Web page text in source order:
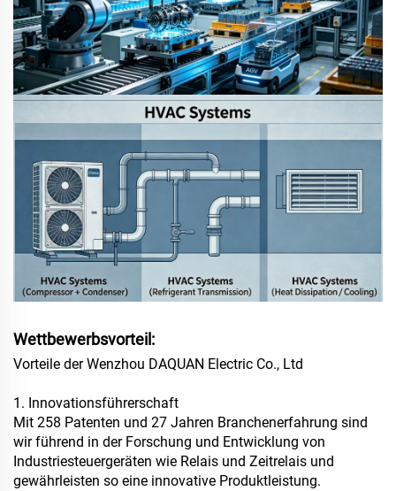
Wettbewerbsvorteil:
Vorteile der Wenzhou DAQUAN Electric Co., Ltd
1. Innovationsführerschaft
Mit 258 Patenten und 27 Jahren Branchenerfahrung sind
wir führend in der Forschung und Entwicklung von
Industriesteuergeräten wie Relais und Zeitrelais und
gewährleisten so eine innovative Produktleistung.